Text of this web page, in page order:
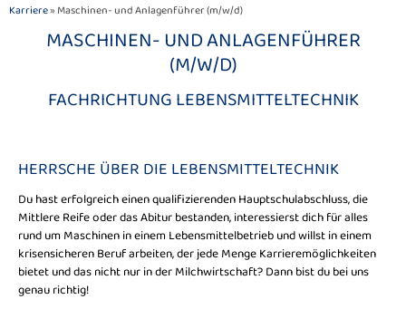
Karriere» Maschinen- und Anlagenführer (m/w/d)
MASCHINEN- UND ANLAGENFÜHRER
(M/W/D)
FACHRICHTUNG LEBENSMITTELTECHNIK
HERRSCHE ÜBER DIE LEBENSMITTELTECHNIK
Du hast erfolgreich einen qualifizierenden Hauptschulabschluss, die
Mittlere Reife oder das Abitur bestanden, interessierst dich für alles
rund um Maschinen in einem Lebensmittelbetrieb und willst in einem
krisensicheren Beruf arbeiten, der jede Menge Karrieremöglichkeiten
bietet und das nicht nur in der Milchwirtschaft? Dann bist du bei uns
genau richtig!